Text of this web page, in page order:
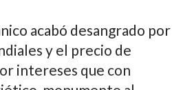
acabó desangrado por
y el precio de
intereses que con